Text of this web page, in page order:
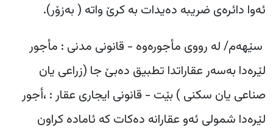
ئەوا دائرەی ضریبە دەیدات بە کرێ واتە ( بەزۆر).
‎ سێهەم/ لە رووی مأجورەوە - قانونی مدنی : مأجور
لێرەدا بەسەر عقاراتدا تطبیق دەبێ جا (زراعی یان
صناعی یان سکنی ) بێت - قانونی ایجاری عقار : ،أجور
لێرەدا شمولی ئەو عقارانە دەکات کە ئامادە کراون